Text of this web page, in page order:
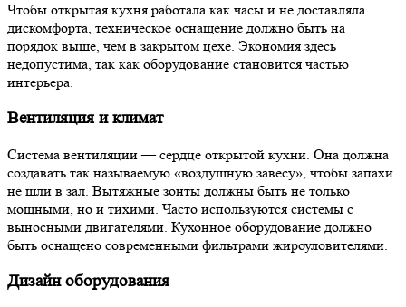
Чтобы открытая кухня работала как часы и не доставляла
дискомфорта, техническое оснащение должно быть на
порядок выше, чем в закрытом цехе. Экономия здесь
недопустима, так как оборудование становится частью
интерьера.
Вентиляция и климат
Система вентиляции — сердце открытой кухни. Она должна
создавать так называемую «воздушную завесу», чтобы запахи
не шли в зал. Вытяжные зонты должны быть не только
мощными, но и тихими. Часто используются системы с
выносными двигателями. Кухонное оборудование должно
быть оснащено современными фильтрами жироуловителями.
Дизайн оборудования